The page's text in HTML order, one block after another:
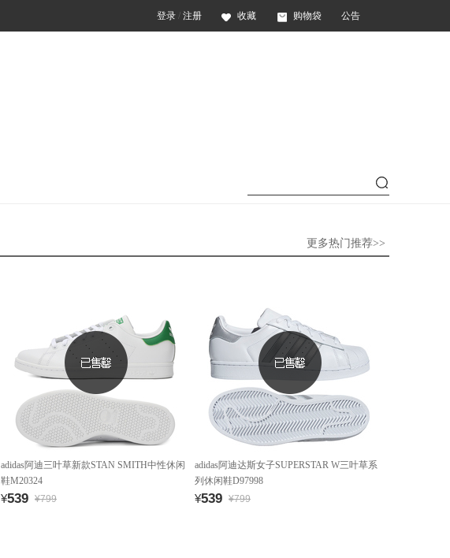
登录 / 注册 收藏 购物袋 公告
更多热门推荐>>
adidas阿迪三叶草新款STAN SMITH中性休闲
鞋M20324
¥539 ¥799
adidas阿迪达斯女子SUPERSTAR W三叶草系
列休闲鞋D97998
¥539 ¥799